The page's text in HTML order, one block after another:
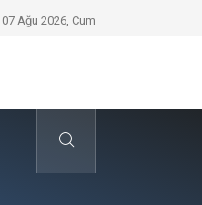
Kyocera Yazıcı Teknolojilerinin
07 Ağu 2026, Cum